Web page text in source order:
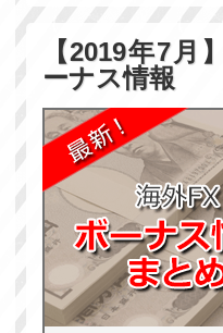
【2019年7月
ーナス情報